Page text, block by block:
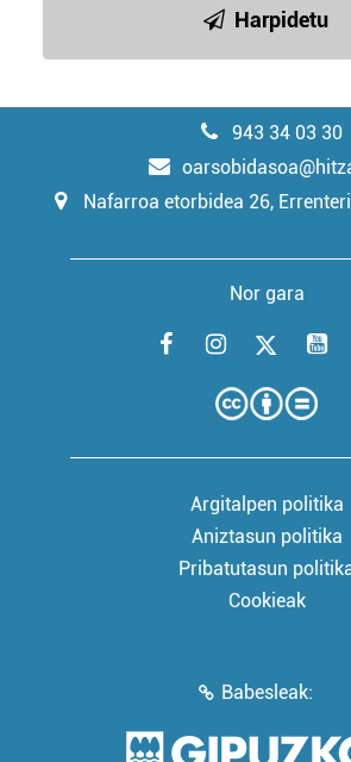
Harpidetu
943 34 03 30
Nafarroa etorbidea 26,
Nor gara
Argitalpen politika
Aniztasun politika
Pribatutasun
Cookieak
Babesleak: